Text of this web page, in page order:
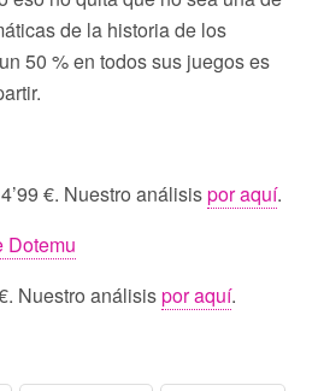
de la historia de los
50 % en todos sus juegos es
€. Nuestro análisispor aquí.
Dotemu
Nuestro análisispor aquí.